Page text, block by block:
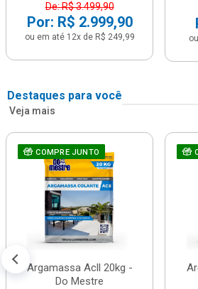
De: R$ 3.499,90
Por: R$ 2.999,90
ou em até 12x de R$ 249,99
Destaques para você
Veja mais
COMPRE JUNTO
Argamassa Acll 20kg -
Do Mestre